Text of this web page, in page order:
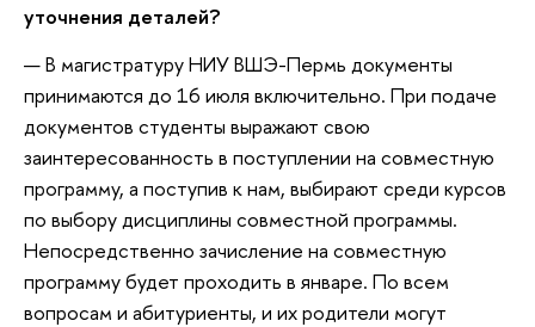
уточнения деталей?
— В магистратуру НИУ ВШЭ-Пермь документы
принимаются до 16 июля включительно. При подаче
документов студенты выражают свою
заинтересованность в поступлении на совместную
программу, а поступив к нам, выбирают среди курсов
по выбору дисциплины совместной программы.
Непосредственно зачисление на совместную
программу будет проходить в январе. По всем
вопросам и абитуриенты, и их родители могут